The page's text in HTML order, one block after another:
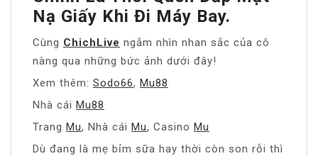
Nạ Giấy Khi Đi Máy Bay.
Cùng ChichLive ngắm nhìn nhan sắc của cô
nàng qua những bức ảnh dưới đây!
Xem thêm: Sodo66, Mu88
Nhà cái Mu88
Trang Mu, Nhà cái Mu, Casino Mu
Dù đang là mẹ bỉm sữa hay thời còn son rỗi thì